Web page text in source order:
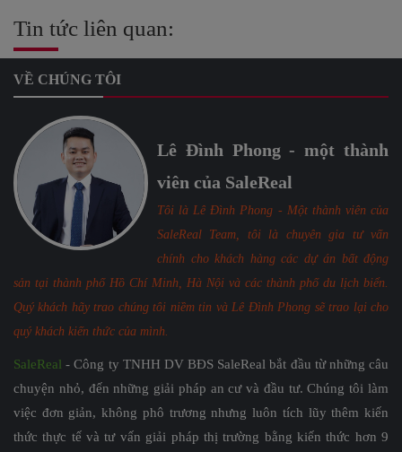
Tin tức liên quan:
VỀ CHÚNG TÔI
Lê Đình Phong - một thành
viên của SaleReal
Tôi là Lê Đình Phong - Một thành viên của
SaleReal Team, tôi là chuyên gia tư vấn
chính cho khách hàng các dự án bất động
sản tại thành phố Hồ Chí Minh, Hà Nội và các thành phố du lịch biển.
Quý khách hãy trao chúng tôi niềm tin và Lê Đình Phong sẽ trao lại cho
quý khách kiến thức của mình.
SaleReal - Công ty TNHH DV BĐS SaleReal bắt đầu từ những câu
chuyện nhỏ, đến những giải pháp an cư và đầu tư. Chúng tôi làm
việc đơn giản, không phô trương nhưng luôn tích lũy thêm kiến
thức thực tế và tư vấn giải pháp thị trường bằng kiến thức hơn 9